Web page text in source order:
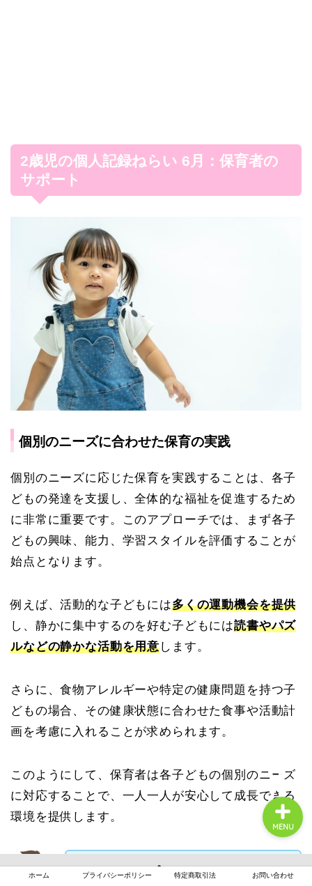
2歳児の個人記録ねらい 6月：保育者の
サポート
個別のニーズに合わせた保育の実践
個別のニーズに応じた保育を実践することは、各子
どもの発達を支援し、全体的な福祉を促進するため
に非常に重要です。このアプローチでは、まず各子
どもの興味、能力、学習スタイルを評価することが
始点となります。
例えば、活動的な子どもには多くの運動機会を提供
し、静かに集中するのを好む子どもには読書やパズ
ルなどの静かな活動を用意します。
さらに、食物アレルギーや特定の健康問題を持つ子
どもの場合、その健康状態に合わせた食事や活動計
画を考慮に入れることが求められます。
このようにして、保育者は各子どもの個別のニーズ
に対応することで、一人一人が安心して成長できる
環境を提供します。
これにより、子どもたちは自己肯定感を
ホーム プライバシーポリシー 特定商取引法 お問い合わせ
MENU
保育の悩み